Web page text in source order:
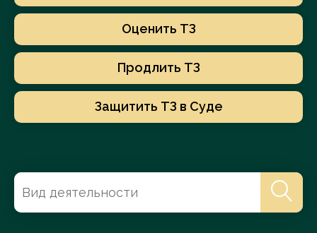
Оценить ТЗ
Продлить ТЗ
Защитить ТЗ в Суде